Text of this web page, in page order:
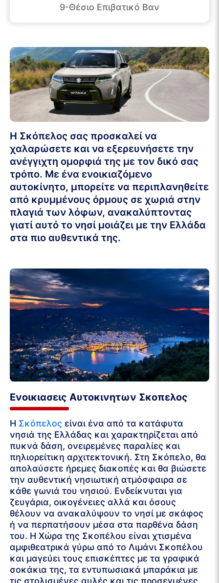
9-Θέσιο Επιβατικό Βαν
Η Σκόπελος σας προσκαλεί να
χαλαρώσετε και να εξερευνήσετε την
ανέγγιχτη ομορφιά της με τον δικό σας
τρόπο. Με ένα ενοικιαζόμενο
αυτοκίνητο, μπορείτε να περιπλανηθείτε
από κρυμμένους όρμους σε χωριά στην
πλαγιά των λόφων, ανακαλύπτοντας
γιατί αυτό το νησί μοιάζει με την Ελλάδα
στα πιο αυθεντικά της.
Ενοικιασεις Αυτοκινητων Σκοπελος
Η Σκόπελος είναι ένα από τα κατάφυτα
νησιά της Ελλάδας και χαρακτηρίζεται από
πυκνά δάση, ονειρεμένες παραλίες και
πηλιορείτικη αρχιτεκτονική. Στη Σκόπελο, θα
απολαύσετε ήρεμες διακοπές και θα βιώσετε
την αυθεντική νησιωτική ατμόσφαιρα σε
κάθε γωνιά του νησιού. Ενδείκνυται για
ζευγάρια, οικογένειες αλλά και όσους
θέλουν να ανακαλύψουν το νησί με σκάφος
ή να περπατήσουν μέσα στα παρθένα δάση
του. Η Χώρα της Σκοπέλου είναι χτισμένα
αμφιθεατρικά γύρω από το Λιμάνι Σκοπέλου
και μαγεύει τους επισκέπτες με τα γραφικά
σοκάκια της, τα εντυπωσιακά μπαράκια με
τις στολισμένες αυλές και τις προσεγμένες